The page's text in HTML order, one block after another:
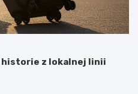
historie z lokalnej linii